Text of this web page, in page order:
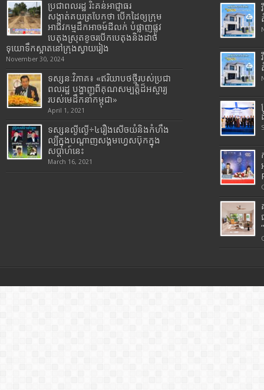
ប្រជាពលរដ្ឋ រិះគន់អាជ្ញាធរ
សង្កាត់គយត្របែកថា បើកដៃឲ្យក្រុម
អាជីវកម្មដឹកអាចម៍ដីលក់ បំផ្លាញផ្លូវ
បេតុងស្រុតខូចរបើកបេតុងនិងដាច់
ទុយោទឹកស្អាតនៅក្រុងស្វាយរៀង
November 30, 2024
ទស្សនៈវិភាគ៖ «ឥរិយាបថថ្មីរបស់ប្រជា
ពលរដ្ឋ បង្ហាញពីគុណសម្បត្តិដ៏អស្ចារ្យ
របស់មេដឹកនាំកម្ពុជា»
April 1, 2021
ទស្សនល្ងីល្ងើ÷៤រឿងសើចយំនិងកំហឹង
ល្បីក្នុងបណ្តាញសង្គមហ្វេសប៊ុកក្នុង
សប្តាហ៍នេះ
March 16, 2021